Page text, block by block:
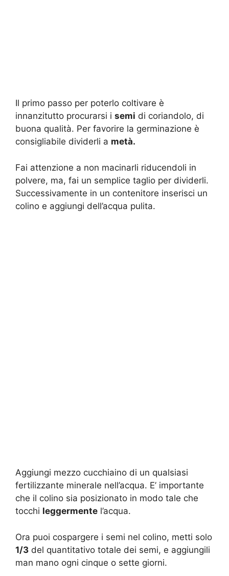
Il primo passo per poterlo coltivare è
innanzitutto procurarsi i semi di coriandolo, di
buona qualità. Per favorire la germinazione è
consigliabile dividerli a metà.
Fai attenzione a non macinarli riducendoli in
polvere, ma, fai un semplice taglio per dividerli.
Successivamente in un contenitore inserisci un
colino e aggiungi dell’acqua pulita.
Aggiungi mezzo cucchiaino di un qualsiasi
fertilizzante minerale nell’acqua. E’ importante
che il colino sia posizionato in modo tale che
tocchi leggermente l’acqua.
Ora puoi cospargere i semi nel colino, metti solo
1/3 del quantitativo totale dei semi, e aggiungili
man mano ogni cinque o sette giorni.